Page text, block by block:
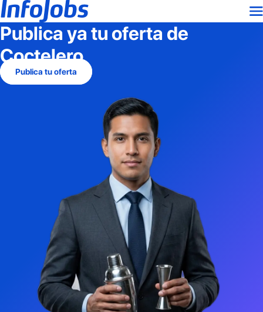
Publica ya tu oferta de
Coctelero
Publica tu oferta